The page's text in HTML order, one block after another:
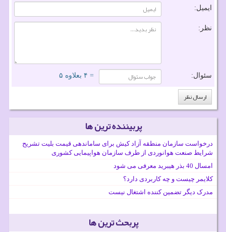
ایمیل:
نظر:
سئوال: = ۴ بعلاوه ۵
پربیننده ترین ها
درخواست سازمان منطقه آزاد کیش برای ساماندهی قیمت بلیت تشریح
شرایط صنعت هوانوردی از طرف سازمان هواپیمایی کشوری
امسال 40 بذر هیبرید معرفی می شود
کلایمر چیست و چه کاربردی دارد؟
مدرک دیگر تضمین کننده اشتغال نیست
پربحث ترین ها